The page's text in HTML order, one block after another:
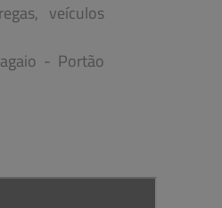
veículos
- Portão